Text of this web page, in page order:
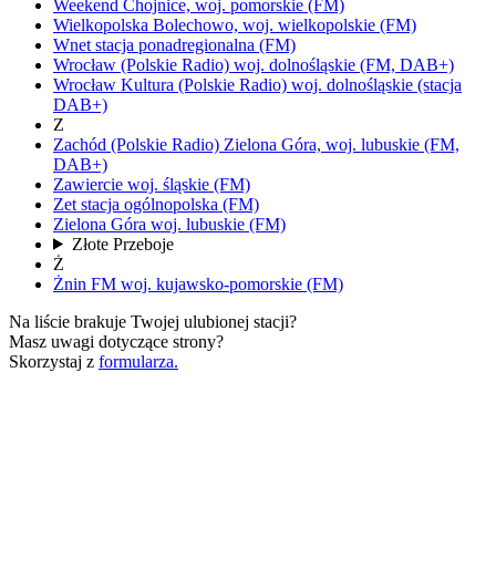
Weekend Chojnice, woj. pomorskie (FM)
Wielkopolska Bolechowo, woj. wielkopolskie (FM)
Wnet stacja ponadregionalna (FM)
Wrocław (Polskie Radio) woj. dolnośląskie (FM, DAB+)
Wrocław Kultura (Polskie Radio) woj. dolnośląskie (stacja
DAB+)
Z
Zachód (Polskie Radio) Zielona Góra, woj. lubuskie (FM,
DAB+)
Zawiercie woj. śląskie (FM)
Zet stacja ogólnopolska (FM)
Zielona Góra woj. lubuskie (FM)
Złote Przeboje
Ż
Żnin FM woj. kujawsko-pomorskie (FM)
Na liście brakuje Twojej ulubionej stacji?
Masz uwagi dotyczące strony?
Skorzystaj z formularza.